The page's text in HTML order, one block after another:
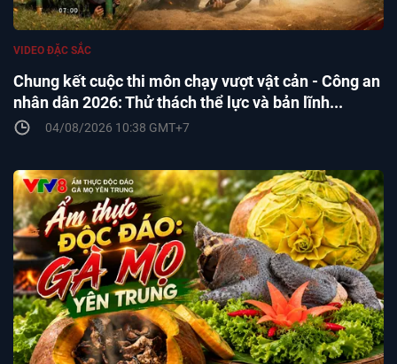
Chung kết cuộc thi môn chạy vượt vật cản - Công an
nhân dân 2026: Thử thách thể lực và bản lĩnh...
VIDEO ĐẶC SẮC
04/08/2026 10:38 GMT+7